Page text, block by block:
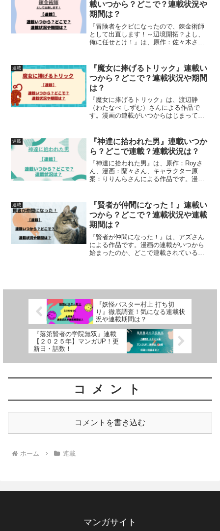
載いつから？どこで？連載状況や
期間は？
『冒険者をクビになったので、錬金術師
として出直します！～辺境開拓？よし、
俺に任せとけ！』は、原作：佐々木さざ
原案：あれっくすさんによる作品です。
漫画の連載がいつからはじ...
連載
『魔女に捧げるトリック』連載い
つから？どこで？連載状況や期間
は？
『魔女に捧げるトリック』は、渡辺静
（わたなべ しずむ）さんによる作品で
す。漫画の連載がいつからはじまってい
しています
連載
『神達に拾われた男』連載いつか
ら？どこで連載？連載状況は？
『神達に拾われた男』は、原作：Royさ
ん、漫画：蘭々さん、キャラクター原
案：りりんらさんによる作品です。漫画
新）状況について、詳しく紹介していま
連載
『賢者が仲間になった！』連載い
つから？どこで？連載状況や連載
期間は？
『賢者が仲間になった！』は、アズさん
による作品です。漫画の連載がいつから
始まったのか、どこで連載されているの
『妖怪バスター村上 打ち切
り』徹底調査！気になる連載状
況や連載期間は？
『落第賢者の学院無双』連載
【２０２５年】マンガUP！更
新日・話数！
コメント
コメントを書き込む
ホーム 連載
マンガサイト